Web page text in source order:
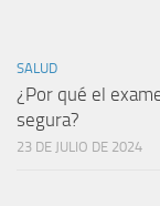
SALUD
¿Por qué el
segura?
23 DE JULIO DE 2024